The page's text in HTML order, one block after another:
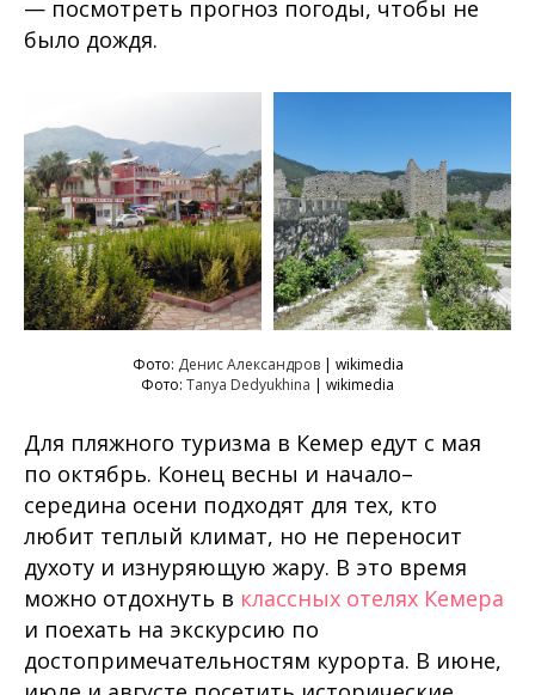
— посмотреть прогноз погоды, чтобы не
было дождя.
Фото: Денис Александров | wikimedia
Фото: Tanya Dedyukhina | wikimedia
Для пляжного туризма в Кемер едут с мая
по октябрь. Конец весны и начало–
середина осени подходят для тех, кто
любит теплый климат, но не переносит
духоту и изнуряющую жару. В это время
можно отдохнуть в классных отелях Кемера
и поехать на экскурсию по
достопримечательностям курорта. В июне,